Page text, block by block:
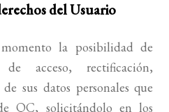
del Usuario
la posibilidad de
acceso, rectificación,
sus datos personales que
QC, solicitándolo en los